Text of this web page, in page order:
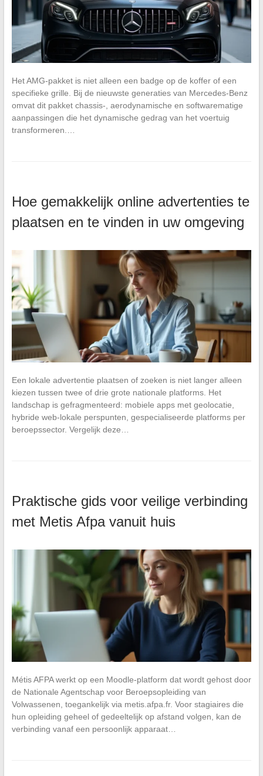
Het AMG-pakket is niet alleen een badge op de koffer of een
specifieke grille. Bij de nieuwste generaties van Mercedes-Benz
omvat dit pakket chassis-, aerodynamische en softwarematige
aanpassingen die het dynamische gedrag van het voertuig
transformeren.…
Hoe gemakkelijk online advertenties te
plaatsen en te vinden in uw omgeving
Een lokale advertentie plaatsen of zoeken is niet langer alleen
kiezen tussen twee of drie grote nationale platforms. Het
landschap is gefragmenteerd: mobiele apps met geolocatie,
hybride web-lokale perspunten, gespecialiseerde platforms per
beroepssector. Vergelijk deze…
Praktische gids voor veilige verbinding
met Metis Afpa vanuit huis
Métis AFPA werkt op een Moodle-platform dat wordt gehost door
de Nationale Agentschap voor Beroepsopleiding van
Volwassenen, toegankelijk via metis.afpa.fr. Voor stagiaires die
hun opleiding geheel of gedeeltelijk op afstand volgen, kan de
verbinding vanaf een persoonlijk apparaat…